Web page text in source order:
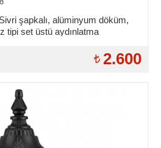
şapkalı, alüminyum döküm,
tipi set üstü aydınlatma
2.600